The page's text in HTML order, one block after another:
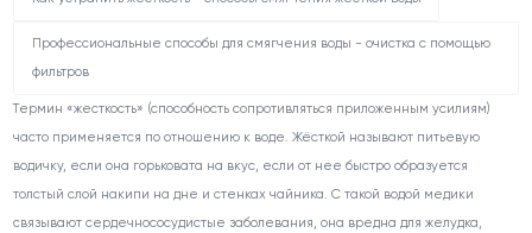
Профессиональные способы для смягчения воды - очистка с помощью
фильтров
Термин «жесткость» (способность сопротивляться приложенным усилиям)
часто применяется по отношению к воде. Жёсткой называют питьевую
водичку, если она горьковата на вкус, если от нее быстро образуется
толстый слой накипи на дне и стенках чайника. С такой водой медики
связывают сердечнососудистые заболевания, она вредна для желудка,